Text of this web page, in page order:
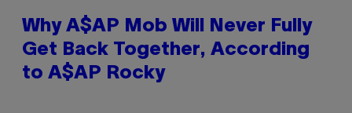
Why A$AP Mob Will Never Fully
Get Back Together, According
to A$AP Rocky